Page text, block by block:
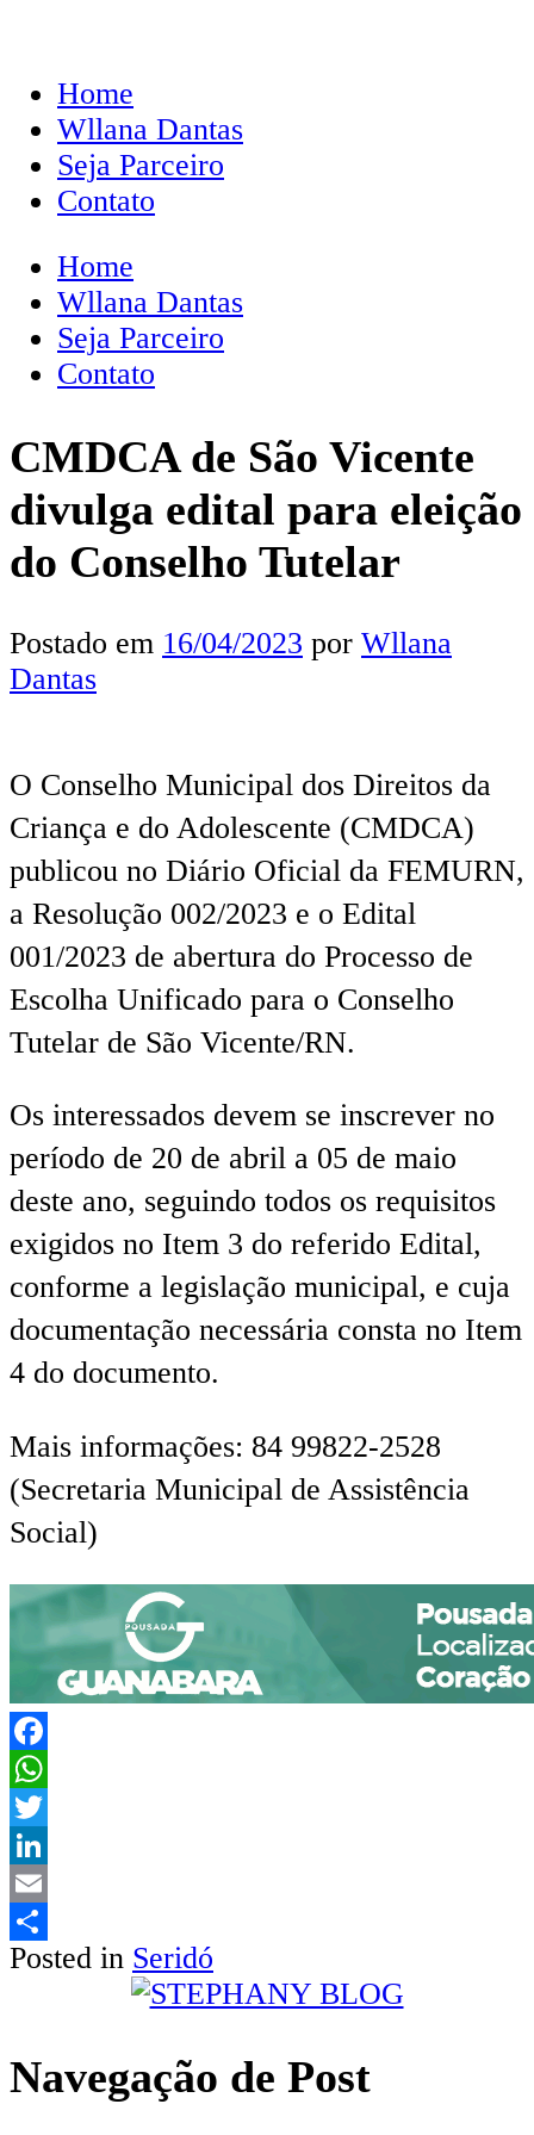
Home
Wllana Dantas
Seja Parceiro
Contato
Home
Wllana Dantas
Seja Parceiro
Contato
CMDCA de São Vicente
divulga edital para eleição
do Conselho Tutelar
Postado em 16/04/2023 por Wllana
Dantas
O Conselho Municipal dos Direitos da
Criança e do Adolescente (CMDCA)
publicou no Diário Oficial da FEMURN,
a Resolução 002/2023 e o Edital
001/2023 de abertura do Processo de
Escolha Unificado para o Conselho
Tutelar de São Vicente/RN.
Os interessados devem se inscrever no
período de 20 de abril a 05 de maio
deste ano, seguindo todos os requisitos
exigidos no Item 3 do referido Edital,
conforme a legislação municipal, e cuja
documentação necessária consta no Item
4 do documento.
Mais informações: 84 99822-2528
(Secretaria Municipal de Assistência
Social)
Facebook
WhatsApp
Twitter
LinkedIn
Email
Share
Posted in Seridó
Navegação de Post